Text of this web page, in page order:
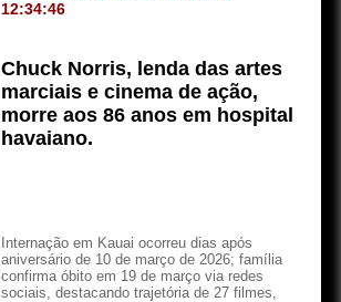
12:34:46
Chuck Norris, lenda das artes
marciais e cinema de ação,
morre aos 86 anos em hospital
havaiano.
Internação em Kauai ocorreu dias após
aniversário de 10 de março de 2026; família
confirma óbito em 19 de março via redes
sociais, destacando trajetória de 27 filmes,